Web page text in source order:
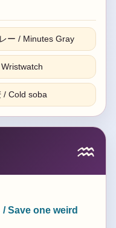
ー / Minutes Gray
/ Cold soba
♒
/ Save one weird